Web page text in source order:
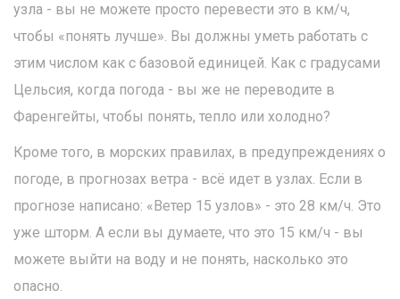
узла - вы не можете просто перевести это в км/ч,
чтобы «понять лучше». Вы должны уметь работать с
этим числом как с базовой единицей. Как с градусами
Цельсия, когда погода - вы же не переводите в
Фаренгейты, чтобы понять, тепло или холодно?
Кроме того, в морских правилах, в предупреждениях о
погоде, в прогнозах ветра - всё идет в узлах. Если в
прогнозе написано: «Ветер 15 узлов» - это 28 км/ч. Это
уже шторм. А если вы думаете, что это 15 км/ч - вы
можете выйти на воду и не понять, насколько это
опасно.